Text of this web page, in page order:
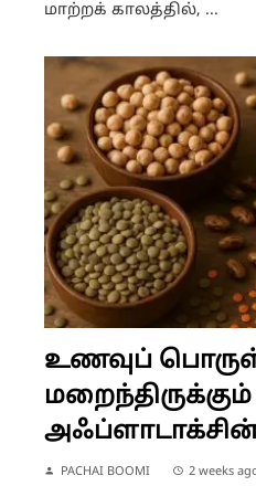
மாற்றக் காலத்தில், ...
உணவுப்
மறைந்திருக்கும்
அஃப்ளாடாக்சின்
PACHAI BOOMI 2 weeks